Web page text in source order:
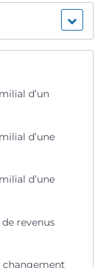
d’un
d’une
d’une
revenus
changement